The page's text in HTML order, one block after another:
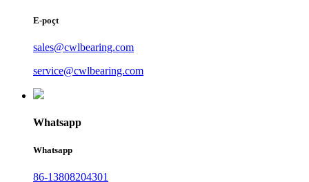
E-poçt
sales@cwlbearing.com
service@cwlbearing.com
Whatsapp
Whatsapp
86-13808204301